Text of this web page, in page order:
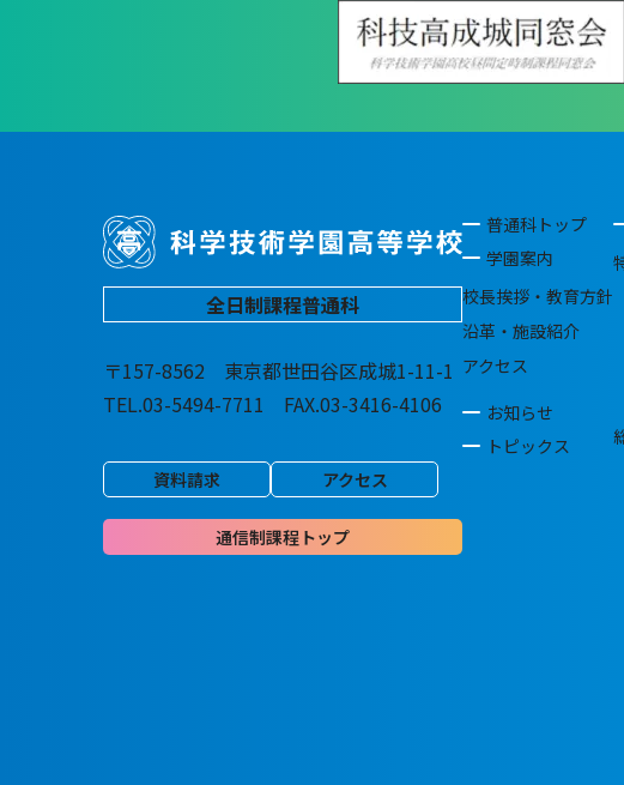
全日制課程普通科
〒157-8562 東京都世田谷区成城1-11-1
TEL.03-5494-7711 FAX.03-3416-4106
資料請求 アクセス
通信制課程トップ
普通科トップ
学園案内
校長挨拶・教育方針
沿革・施設紹介
アクセス
お知らせ
トピックス